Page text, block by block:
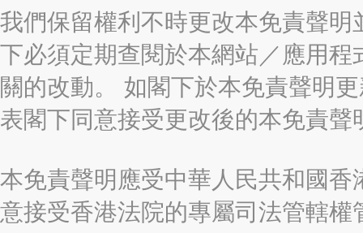
我們保留權利不時更改本免責聲
下必須定期查閱於本網站／應用
關的改動。 如閣下於本免責聲明
表閣下同意接受更改後的本免責聲
本免責聲明應受中華人民共和國
意接受香港法院的專屬司法管轄權